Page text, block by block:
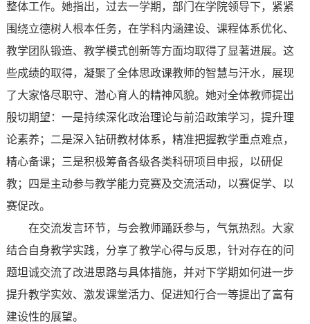
整体工作。她指出，过去一学期，部门在学院领导下，紧紧
围绕立德树人根本任务，在学科内涵建设、课程体系优化、
教学团队锻造、教学模式创新等方面均取得了显著进展。这
些成绩的取得，凝聚了全体思政课教师的智慧与汗水，展现
了大家恪尽职守、潜心育人的精神风貌。她对全体教师提出
殷切期望：一是持续深化政治理论与前沿政策学习，提升理
论素养；二是深入钻研教材体系，精准把握教学重点难点，
精心备课；三是积极筹备各级各类科研项目申报，以研促
教；四是主动参与教学能力竞赛及交流活动，以赛促学、以
赛促改。
在交流发言环节，与会教师踊跃参与，气氛热烈。大家
结合自身教学实践，分享了教学心得与反思，针对存在的问
题坦诚交流了改进思路与具体措施，并对下学期如何进一步
提升教学实效、激发课堂活力、促进知行合一等提出了富有
建设性的展望。